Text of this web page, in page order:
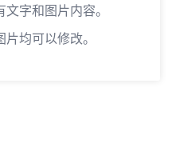
字和图片内容。
均可以修改。